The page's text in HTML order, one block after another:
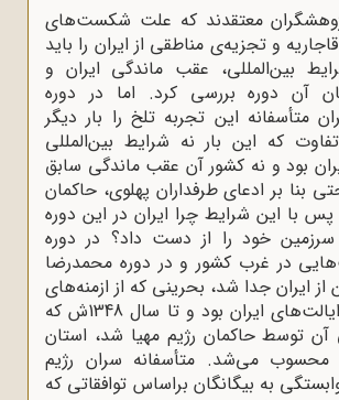
معتقدند که علت شکست‌های
و تجزیه‌ی مناطقی از ایران را باید
بین‌المللی، عقب ماندگی ایران و
آن دوره بررسی کرد. اما در دوره
متأسفانه این تجربه تلخ را بار دیگر
که این بار نه شرایط بین‌المللی
بود و نه کشور آن عقب ماندگی سابق
بنا بر ادعای طرفداران پهلوی، حاکمان
پس با این شرایط چرا ایران در این دوره
سرزمین خود را از دست داد؟ در دوره
در غرب کشور و در دوره محمدرضا
از ایران جدا شد، بحرینی که از ازمنه‌های
گذشته یکی از ایالت‌های ایران بود و تا سال 1348ش که
توسط حاکمان رژیم مهیا شد، استان
محسوب می‌شد. متأسفانه سران رژیم
به بیگانگان براساس توافقاتی که